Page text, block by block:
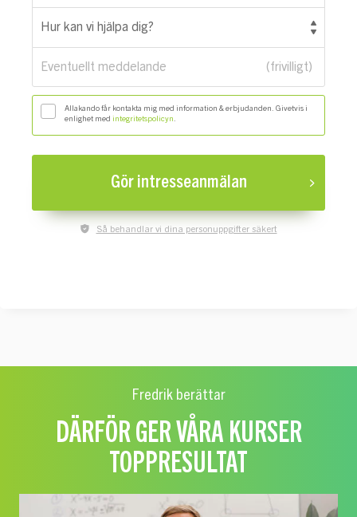
Hur kan vi hjälpa dig?
Eventuellt meddelande
Allakando får kontakta mig med information & erbjudanden. Givetvis i
enlighet med integritetspolicyn
Gör intresseanmälan
Så behandlar vi dina personuppgifter säkert
Fredrik berättar
DÄRFÖR GER VÅRA KURSER
TOPPRESULTAT